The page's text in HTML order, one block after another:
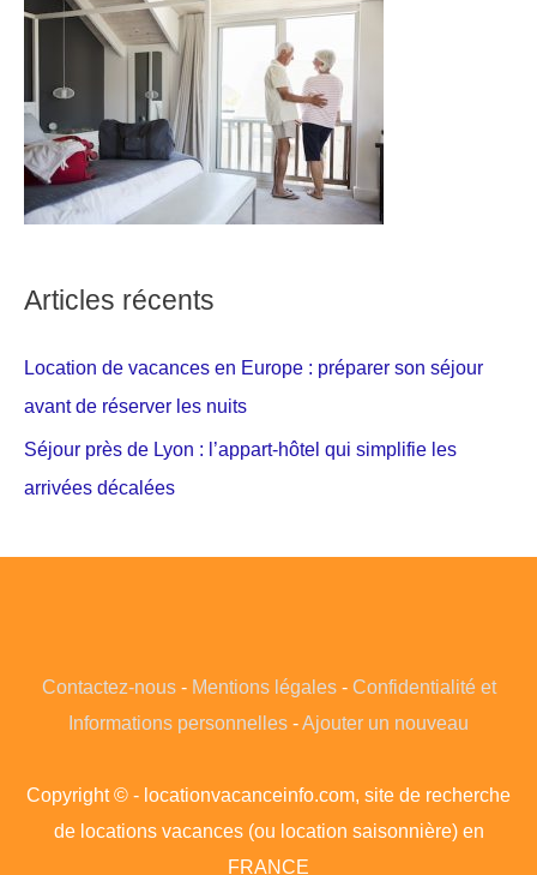
Articles récents
Location de vacances en Europe : préparer son séjour
avant de réserver les nuits
Séjour près de Lyon : l’appart-hôtel qui simplifie les
arrivées décalées
Contactez-nous- Mentions légales- Confidentialité et
Informations personnelles - Ajouter un nouveau
Copyright © - locationvacanceinfo.com, site de recherche
de locations vacances (ou location saisonnière) en
FRANCE